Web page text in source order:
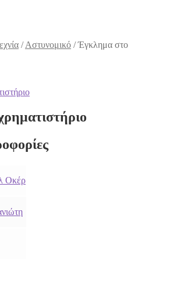
/Αστυνομικό /Έγκλημα στο
Οκέρ